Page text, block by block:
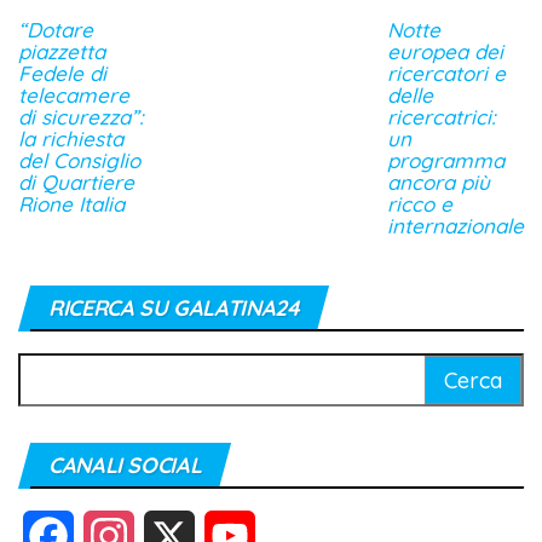
“Dotare
piazzetta
Fedele di
telecamere
di sicurezza”:
la richiesta
del Consiglio
di Quartiere
Rione Italia
Notte
europea dei
ricercatori e
delle
ricercatrici:
un
programma
ancora più
ricco e
internazionale
RICERCA SU GALATINA24
per:
CANALI SOCIAL